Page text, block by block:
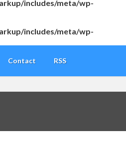
includes/meta/wp-
includes/meta/wp-
Contact RSS